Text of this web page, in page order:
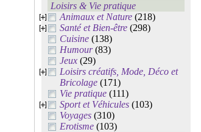
Loisirs & Vie pratique
Animaux et Nature (218)
Santé et Bien-être (298)
Cuisine (138)
Humour(83)
Jeux (29)
Loisirs créatifs, Mode, Déco et
Bricolage (171)
Vie pratique (111)
Sport et Véhicules (103)
Voyages (310)
Erotisme (103)